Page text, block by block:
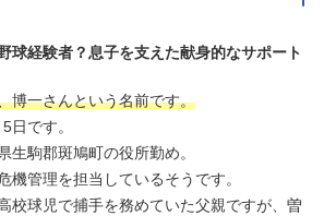
球経験者？息子を支えた献身的なサポート
博一さんという名前です。
日です。
生駒郡斑鳩町の役所勤め。
機管理を担当しているそうです。
校球児で捕手を務めていた父親ですが、曽